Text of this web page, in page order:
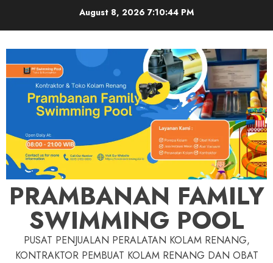
August 8, 2026 7:10:45 PM
PRAMBANAN FAMILY
SWIMMING POOL
PUSAT PENJUALAN PERALATAN KOLAM RENANG,
KONTRAKTOR PEMBUAT KOLAM RENANG DAN OBAT